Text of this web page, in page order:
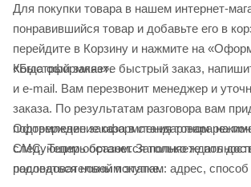
Для покупки товара в нашем интернет-
понравившийся товар и добавьте его в
перейдите в Корзину и нажмите на
«Быстрый заказ».
Когда оформляете быстрый заказ,
и e-mail. Вам перезвонит менеджер и
заказа. По результатам разговора вам
подтверждение оформления товара на
СМС. Теперь останется только ждать
радоваться новой покупке.
Оформление заказа в стандартном
следующим образом. Заполняете
последовательным этапам: адрес, способ